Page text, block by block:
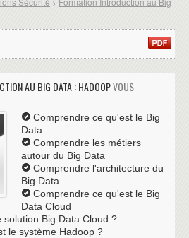
>
AU BIG DATA : HADOOPVOUS
Comprendre ce qu'est le Big
Data
Comprendre les métiers
autour du Big Data
Comprendre l'architecture du
Big Data
Comprendre ce qu'est le Big
Data Cloud
Big Data Cloud ?
le système Hadoop ?